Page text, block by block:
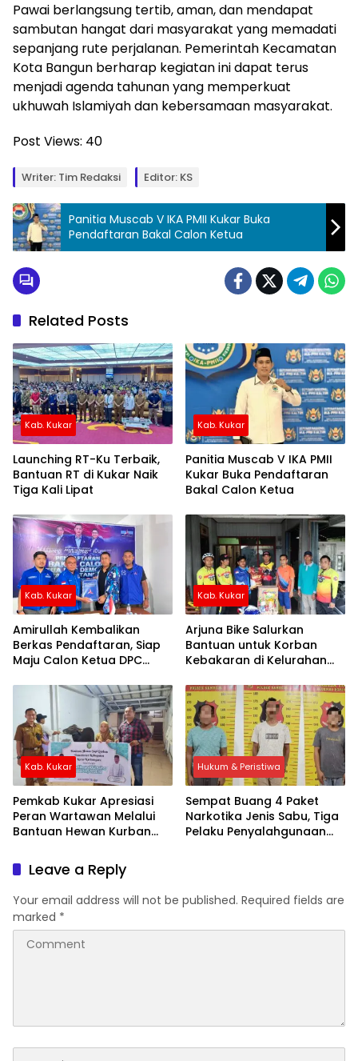
Pawai berlangsung tertib, aman, dan mendapat
sambutan hangat dari masyarakat yang memadati
sepanjang rute perjalanan. Pemerintah Kecamatan
Kota Bangun berharap kegiatan ini dapat terus
menjadi agenda tahunan yang memperkuat
ukhuwah Islamiyah dan kebersamaan masyarakat.
Post Views: 40
Writer: Tim Redaksi Editor: KS
Panitia Muscab V IKA PMII Kukar Buka
Pendaftaran Bakal Calon Ketua
Related Posts
Kab. Kukar
Launching RT-Ku Terbaik,
Bantuan RT di Kukar Naik
Tiga Kali Lipat
Kab. Kukar
Panitia Muscab V IKA PMII
Kukar Buka Pendaftaran
Bakal Calon Ketua
Kab. Kukar
Amirullah Kembalikan
Berkas Pendaftaran, Siap
Maju Calon Ketua DPC
Kab. Kukar
Arjuna Bike Salurkan
Bantuan untuk Korban
Kebakaran di Kelurahan
Kab. Kukar
Pemkab Kukar Apresiasi
Peran Wartawan Melalui
Bantuan Hewan Kurban
Hukum & Peristiwa
Sempat Buang 4 Paket
Narkotika Jenis Sabu, Tiga
Pelaku Penyalahgunaan
Leave a Reply
Your email address will not be published. Required fields are
marked *